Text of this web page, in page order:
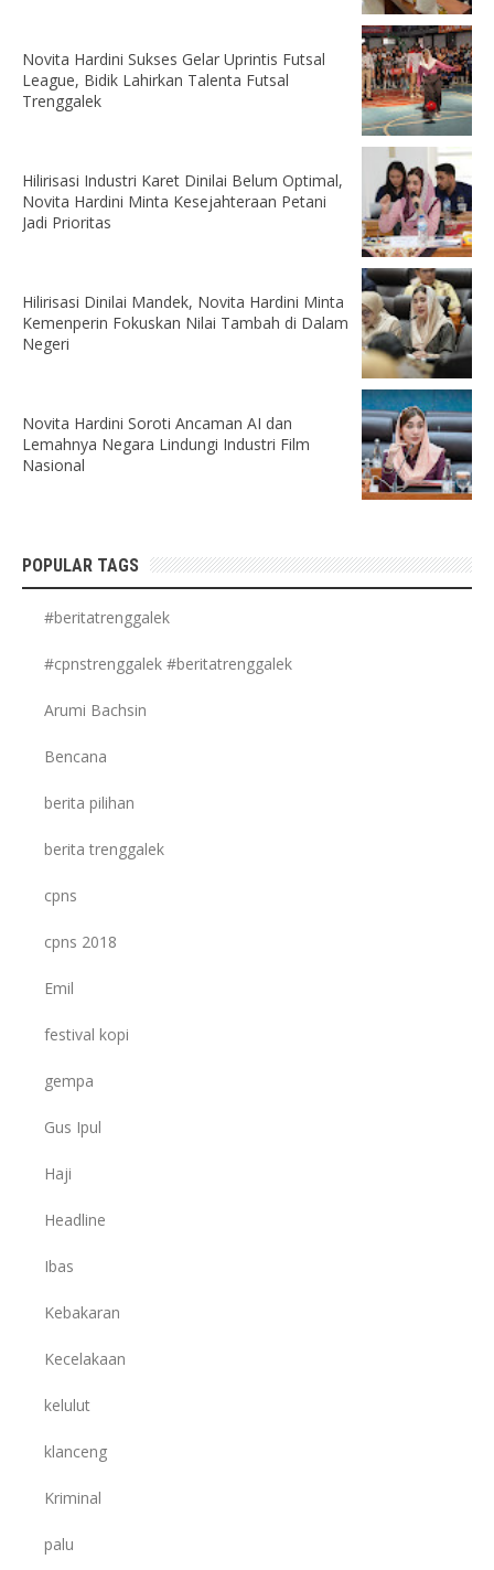
Novita Hardini Sukses Gelar Uprintis Futsal
League, Bidik Lahirkan Talenta Futsal
Trenggalek
Hilirisasi Industri Karet Dinilai Belum Optimal,
Novita Hardini Minta Kesejahteraan Petani
Jadi Prioritas
Hilirisasi Dinilai Mandek, Novita Hardini Minta
Kemenperin Fokuskan Nilai Tambah di Dalam
Negeri
Novita Hardini Soroti Ancaman AI dan
Lemahnya Negara Lindungi Industri Film
Nasional
POPULAR TAGS
#beritatrenggalek
#cpnstrenggalek #beritatrenggalek
Arumi Bachsin
Bencana
berita pilihan
berita trenggalek
cpns
cpns 2018
Emil
festival kopi
gempa
Gus Ipul
Haji
Headline
Ibas
Kebakaran
Kecelakaan
kelulut
klanceng
Kriminal
palu